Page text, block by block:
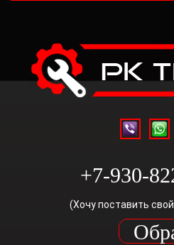
+7-930-
(Хочу поставить